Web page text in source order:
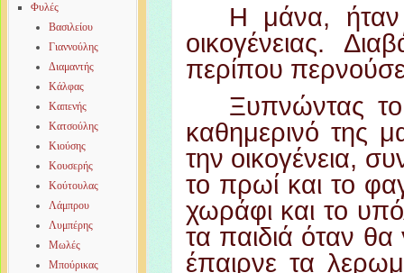
Φυλές
Βασιλείου
Γιαννούλης
Διαμαντής
Κάλφας
Καπενής
Κατσούλης
Κιούσης
Κουσερής
Κούτουλας
Λάμπρου
Λυμπέρης
Μωλές
Μπούρικας
Η μάνα, ήταν
οικογένειας.
περίπου
Ξυπνώντας
καθημερινό της
την οικογένεια,
το πρωί και το
χωράφι και το
τα παιδιά όταν θα
έπαιρνε τα